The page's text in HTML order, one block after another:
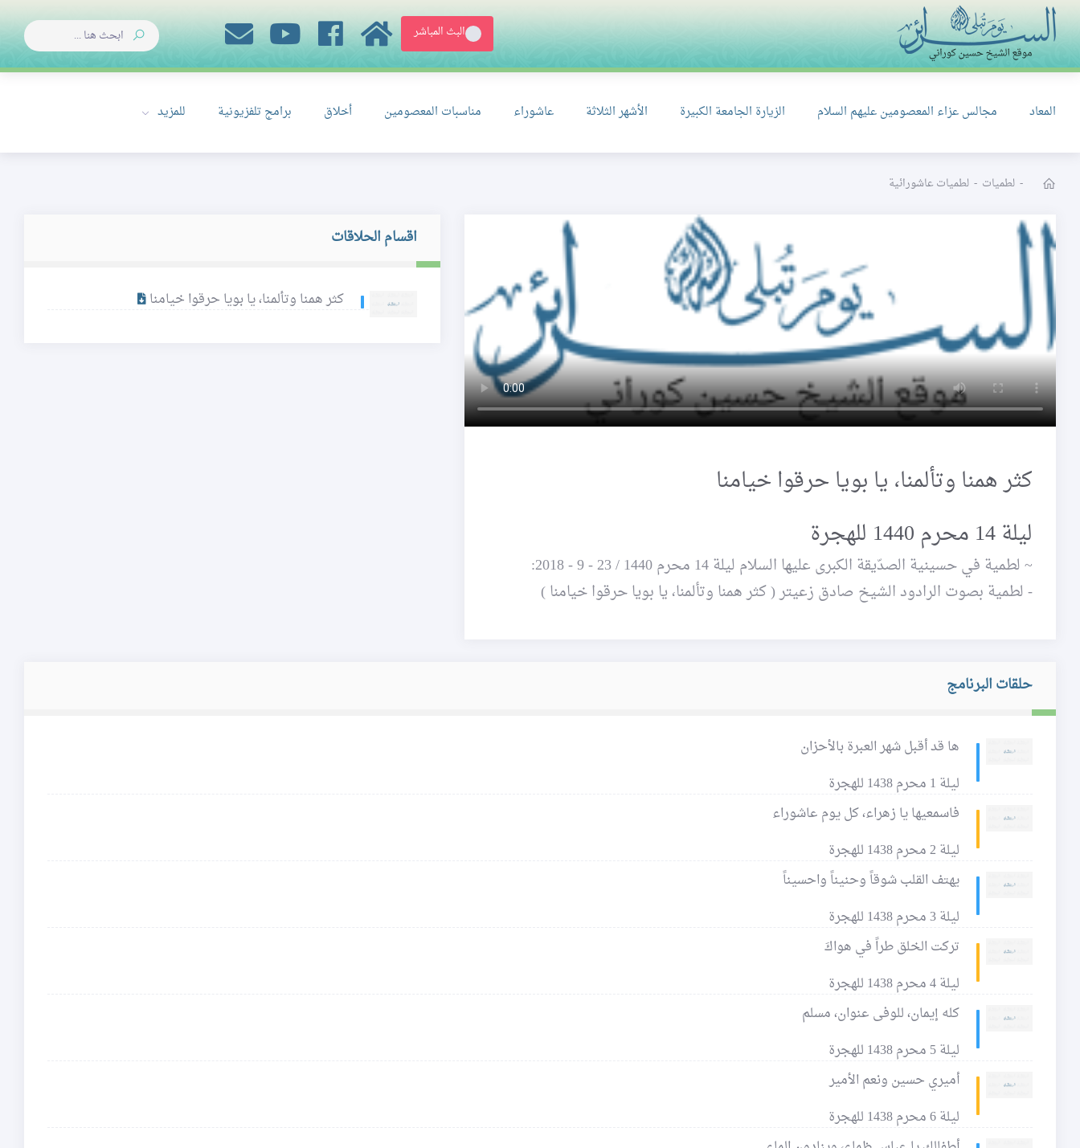
البث المباشر
المعاد مجالس عزاء المعصومين عليهم السلام الزيارة الجامعة الكبيرة الأشهر الثلاثة عاشوراء مناسبات المعصومين أخلاق برامج تلفزيونية للمزيد
- لطميات - لطميات عاشورائية
كثر همنا وتألمنا، يا بويا حرقوا خيامنا
ليلة 14 محرم 1440 للهجرة
~ لطمية في حسينية الصدّيقة الكبرى عليها السلام ليلة 14 محرم 1440 / 23 - 9 - 2018:
- لطمية بصوت الرادود الشيخ صادق زعيتر ( كثر همنا وتألمنا، يا بويا حرقوا خيامنا )
اقسام الحلاقات
كثر همنا وتألمنا، يا بويا حرقوا خيامنا
حلقات البرنامج
ها قد أقبل شهر العبرة بالأحزان
ليلة 1 محرم 1438 للهجرة
فاسمعيها يا زهراء، كل يوم عاشوراء
ليلة 2 محرم 1438 للهجرة
يهتف القلب شوقاً وحنيناً واحسيناً
ليلة 3 محرم 1438 للهجرة
تركت الخلق طراً في هواكَ
ليلة 4 محرم 1438 للهجرة
كله إيمان، للوفى عنوان، مسلم
ليلة 5 محرم 1438 للهجرة
أميري حسين ونعم الأمير
ليلة 6 محرم 1438 للهجرة